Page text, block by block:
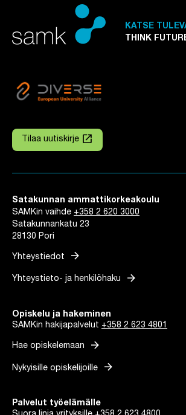
KATSE
THINK
Tilaa uutiskirje
Linkki avautuu uuteen välilehteen
launch
Satakunnan ammattikorkeakoulu
SAMKin vaihde +358 2 620 3000
Satakunnankatu 23
28130 Pori
Yhteystiedot arrow_forward
Yhteystieto- ja henkilöhaku arrow_forward
Opiskelu ja hakeminen
SAMKin hakijapalvelut +358 2 623 4801
Hae opiskelemaan arrow_forward
Nykyisille opiskelijoille arrow_forward
Palvelut työelämälle